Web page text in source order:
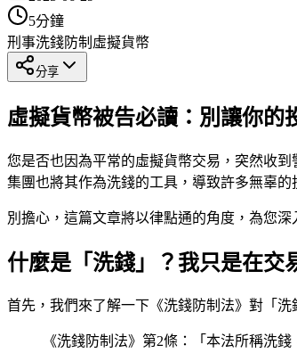
5分鐘
刑事洗錢防制 虛擬貨幣
分享
虛擬貨幣被告必讀：別讓你的
您是否也因為平常的虛擬貨幣交易，突然收
集團也將其作為洗錢的工具，導致許多無辜
別擔心，這篇文章將以律點通的角度，為您
什麼是「洗錢」？我只是在交
首先，我們來了解一下《洗錢防制法》對「
《洗錢防制法》第2條：「本法所稱洗